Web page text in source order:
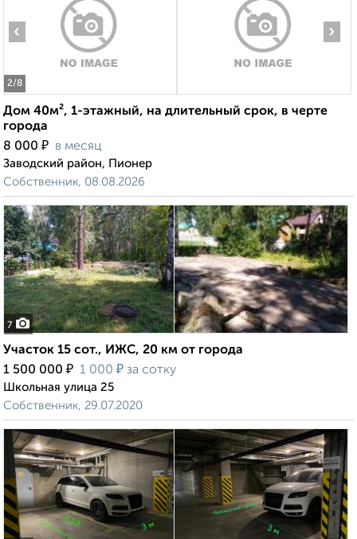
2/8
‹ ›
Дом 40м², 1-этажный, на длительный срок, в черте
города
8 000 ₽ в месяц
Заводский район, Пионер
Собственник, 08.08.2026
7
Участок 15 сот., ИЖС, 20 км от города
1 500 000 ₽ 1 000 ₽ за сотку
Школьная улица 25
Собственник, 29.07.2020